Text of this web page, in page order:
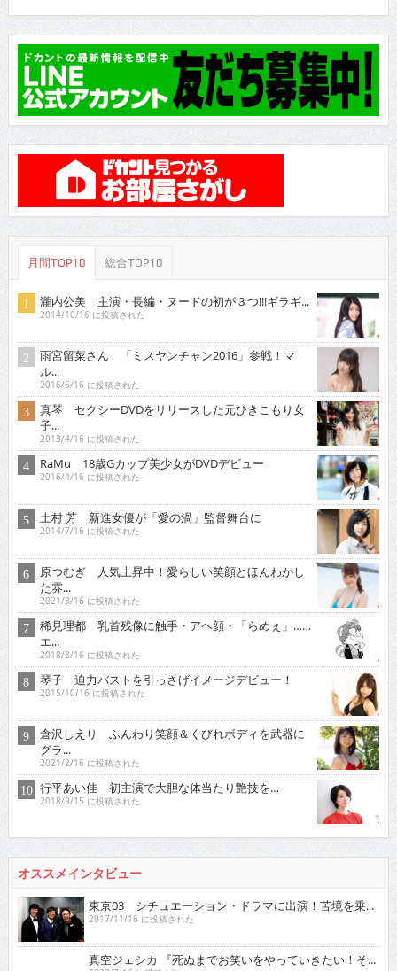
月間TOP10 総合TOP10
瀧内公美 主演・長編・ヌードの初が３つ!!!ギラギ...
2014/10/16 に投稿された
雨宮留菜さん 「ミスヤンチャン2016」参戦！マ
ル...
2016/5/16 に投稿された
真琴 セクシーDVDをリリースした元ひきこもり女
子...
2013/4/16 に投稿された
RaMu 18歳Gカップ美少女がDVDデビュー
2016/4/16 に投稿された
土村 芳 新進女優が「愛の渦」監督舞台に
2014/7/16 に投稿された
原つむぎ 人気上昇中！愛らしい笑顔とほんわかし
た雰...
2021/3/16 に投稿された
稀見理都 乳首残像に触手・アヘ顔・「らめぇ」……
エ...
2018/3/16 に投稿された
琴子 迫力バストを引っさげイメージデビュー！
2015/10/16 に投稿された
倉沢しえり ふんわり笑顔＆くびれボディを武器に
グラ...
2021/2/16 に投稿された
行平あい佳 初主演で大胆な体当たり艶技を…
2018/9/15 に投稿された
オススメインタビュー
東京03 シチュエーション・ドラマに出演！苦境を乗...
2017/11/16 に投稿された
真空ジェシカ 『死ぬまでお笑いをやっていきたい！そ...